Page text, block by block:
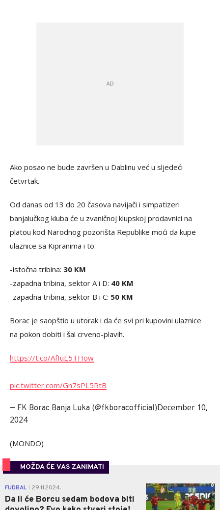
Ako posao ne bude završen u Dablinu već u sljedeći
četvrtak.
Od danas od 13 do 20 časova navijači i simpatizeri
banjalučkog kluba će u zvaničnoj klupskoj prodavnici na
platou kod Narodnog pozorišta Republike moći da kupe
ulaznice sa Kipranima i to:
-istočna tribina: 30 KM
-zapadna tribina, sektor A i D: 40 KM
-zapadna tribina, sektor B i C: 50 KM
Borac je saopštio u utorak i da će svi pri kupovini ulaznice
na pokon dobiti i šal crveno-plavih.
https://t.co/AfIuE5THow
pic.twitter.com/Gn7sPL5RtB
— FK Borac Banja Luka (@fkboracofficial)December 10,
2024
(MONDO)
MOŽDA ĆE VAS ZANIMATI
FUDBAL 29.11.2024.
Da li će Borcu sedam bodova biti
0